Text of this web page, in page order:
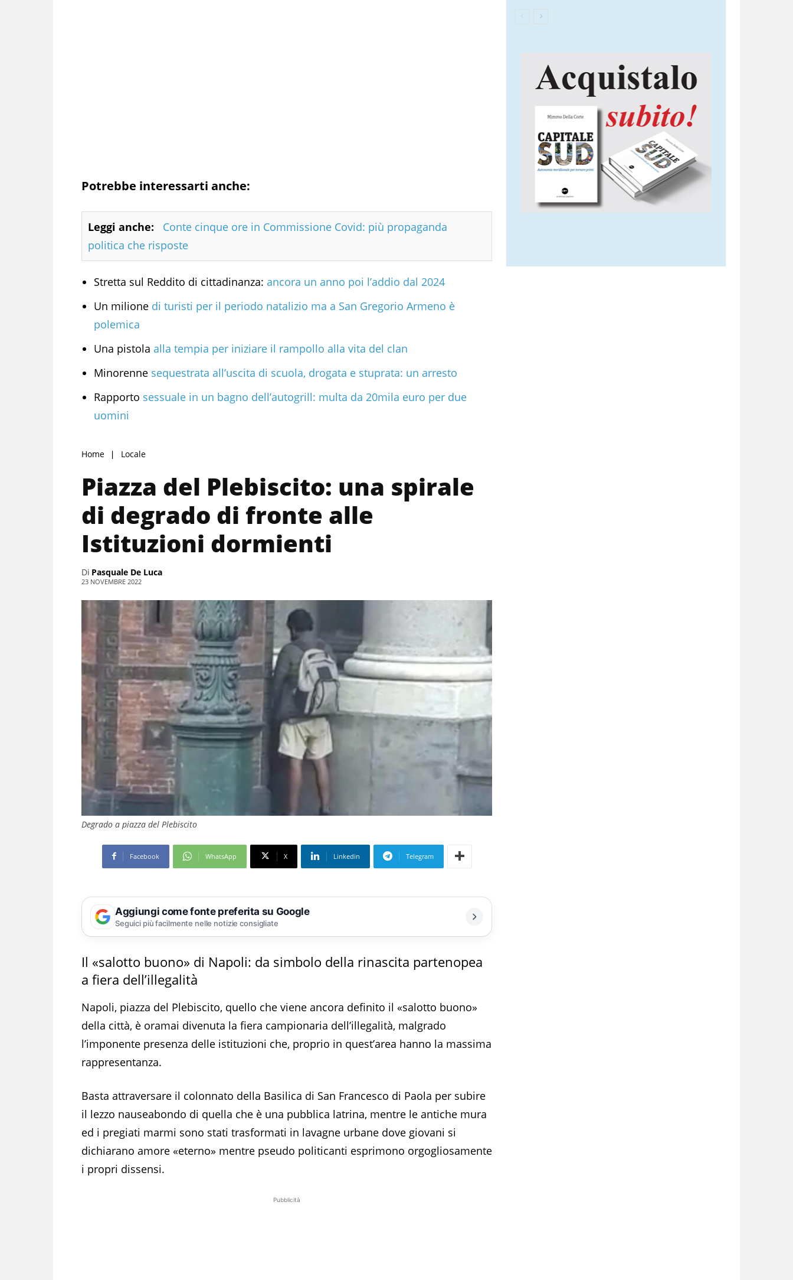
Potrebbe interessarti anche:
Leggi anche:
Conte cinque ore in Commissione Covid: più propaganda
politica che risposte
Stretta sul Reddito di cittadinanza: ancora un anno poi l’addio dal 2024
Un milione di turisti per il periodo natalizio ma a San Gregorio Armeno è
polemica
Una pistola alla tempia per iniziare il rampollo alla vita del clan
Minorenne sequestrata all’uscita di scuola, drogata e stuprata: un arresto
Rapporto sessuale in un bagno dell’autogrill: multa da 20mila euro per due
uomini
Home Locale
Piazza del Plebiscito: una spirale
di degrado di fronte alle
Istituzioni dormienti
Di Pasquale De Luca
23 NOVEMBRE 2022
Degrado a piazza del Plebiscito
Facebook WhatsApp X Linkedin Telegram
Aggiungi come fonte preferita su Google
Seguici più facilmente nelle notizie consigliate
Il «salotto buono» di Napoli: da simbolo della rinascita partenopea
a fiera dell’illegalità
Napoli, piazza del Plebiscito, quello che viene ancora definito il «salotto buono»
della città, è oramai divenuta la fiera campionaria dell’illegalità, malgrado
l’imponente presenza delle istituzioni che, proprio in quest’area hanno la massima
rappresentanza.
Basta attraversare il colonnato della Basilica di San Francesco di Paola per subire
il lezzo nauseabondo di quella che è una pubblica latrina, mentre le antiche mura
ed i pregiati marmi sono stati trasformati in lavagne urbane dove giovani si
dichiarano amore «eterno» mentre pseudo politicanti esprimono orgogliosamente
i propri dissensi.
Pubblicità